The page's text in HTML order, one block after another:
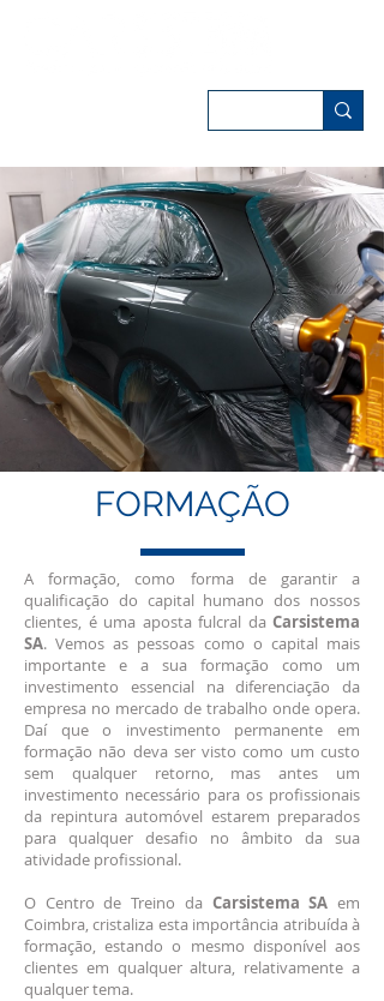
FORMAÇÃO
A formação, como forma de garantir a
qualificação do capital humano dos nossos
clientes, é uma aposta fulcral da Carsistema
SA. Vemos as pessoas como o capital mais
importante e a sua formação como um
investimento essencial na diferenciação da
empresa no mercado de trabalho onde opera.
Daí que o investimento permanente em
formação não deva ser visto como um custo
sem qualquer retorno, mas antes um
investimento necessário para os profissionais
da repintura automóvel estarem preparados
para qualquer desafio no âmbito da sua
atividade profissional.
O Centro de Treino da Carsistema SA em
Coimbra, cristaliza esta importância atribuída à
formação, estando o mesmo disponível aos
clientes em qualquer altura, relativamente a
qualquer tema.